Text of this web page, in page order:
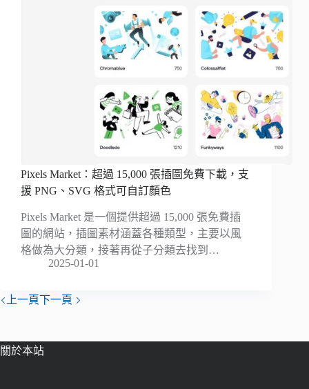
Pixels Market：超過 15,000 張插圖免費下載，支
援 PNG、SVG 格式可自訂顏色
Pixels Market 是一個提供超過 15,000 張免費插
圖的網站，插圖素材涵蓋各種類型，主要以風
格做為大分類，接著再從子分類去找到…
2025-01-01
上一頁下一頁
關於本站